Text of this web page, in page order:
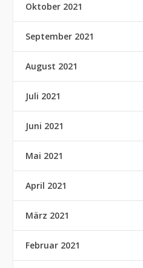
Oktober 2021
September 2021
August 2021
Juli 2021
Juni 2021
Mai 2021
April 2021
März 2021
Februar 2021